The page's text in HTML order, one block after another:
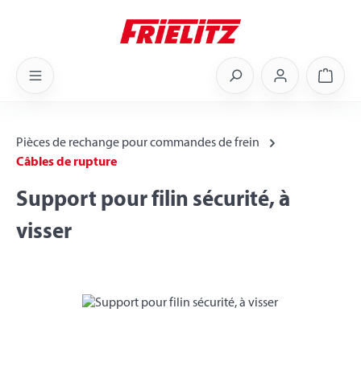
Pièces de rechange pour commandes de frein
Câbles de rupture
Support pour filin sécurité, à
visser
Skip image gallery